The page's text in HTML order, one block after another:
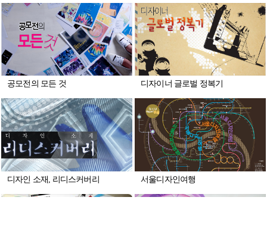
공모전의 모든 것 디자이너 글로벌 정복기
디자인 소재, 리디스커버리 서울디자인여행